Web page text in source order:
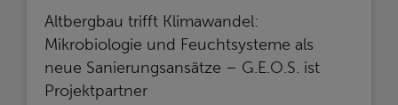
Altbergbau trifft Klimawandel:
Mikrobiologie und Feuchtsysteme als
neue Sanierungsansätze – G.E.O.S. ist
Projektpartner